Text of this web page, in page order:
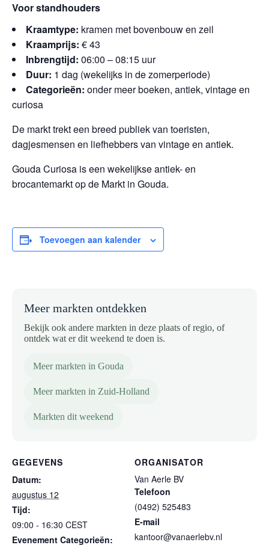
Voor standhouders
Kraamtype: kramen met bovenbouw en zeil
Kraamprijs: € 43
Inbrengtijd: 06:00 – 08:15 uur
Duur: 1 dag (wekelijks in de zomerperiode)
Categorieën: onder meer boeken, antiek, vintage en
curiosa
De markt trekt een breed publiek van toeristen,
dagjesmensen en liefhebbers van vintage en antiek.
Gouda Curiosa is een wekelijkse antiek- en
brocantemarkt op de Markt in Gouda.
Toevoegen aan kalender
Meer markten ontdekken
Bekijk ook andere markten in deze plaats of regio, of
ontdek wat er dit weekend te doen is.
Meer markten in Gouda
Meer markten in Zuid-Holland
Markten dit weekend
GEGEVENS
Datum:
augustus 12
Tijd:
09:00 - 16:30 CEST
Evenement Categorieën:
ORGANISATOR
Van Aerle BV
Telefoon
(0492) 525483
E-mail
kantoor@vanaerlebv.nl